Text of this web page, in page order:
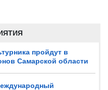
пройдут в
Самарской области